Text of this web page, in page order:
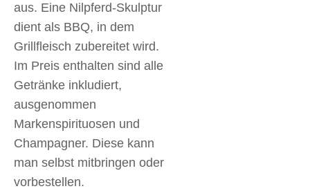
aus. Eine Nilpferd-Skulptur
dient als BBQ, in dem
Grillfleisch zubereitet wird.
Im Preis enthalten sind alle
Getränke inkludiert,
ausgenommen
Markenspirituosen und
Champagner. Diese kann
man selbst mitbringen oder
vorbestellen.